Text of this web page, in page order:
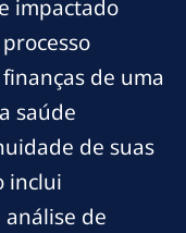
impactado
de uma
saúde
de suas
inclui
análise de